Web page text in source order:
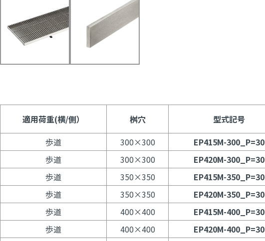
適用荷重(横/側） 桝穴 型式記号
歩道
300×300 EP415M-300_P=30
歩道
300×300 EP420M-300_P=30
歩道
350×350 EP415M-350_P=30
歩道
350×350 EP420M-350_P=30
歩道
400×400 EP415M-400_P=30
歩道
400×400 EP420M-400_P=30